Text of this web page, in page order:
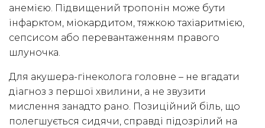
анемією. Підвищений тропонін може бути
інфарктом, міокардитом, тяжкою тахіаритмією,
сепсисом або перевантаженням правого
шлуночка.
Для акушера-гінеколога головне – не вгадати
діагноз з першої хвилини, а не звузити
мислення занадто рано. Позиційний біль, що
полегшується сидячи, справді підозрілий на